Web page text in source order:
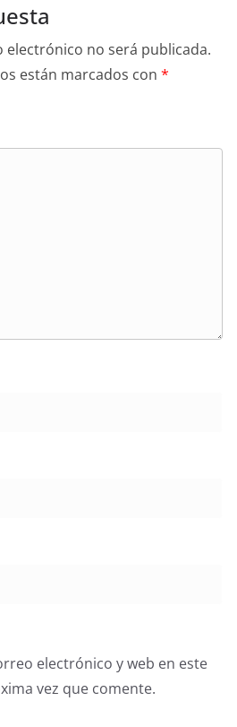
electrónico no será publicada.
están marcados con *
electrónico y web en este
vez que comente.